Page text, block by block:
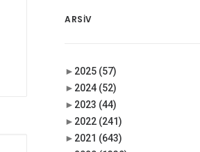
ARSIV
► 2025 (57)
► 2024 (52)
► 2023 (44)
► 2022 (241)
► 2021 (643)